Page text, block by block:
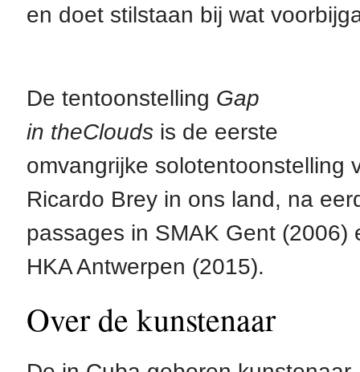
en doet stilstaan bij wat
De tentoonstelling Gap
in theCloudsis de eerste
omvangrijke solotentoonstelling
Ricardo Brey in ons land, na
passages in SMAK Gent (2006)
HKA Antwerpen (2015).
Over de kunstenaar